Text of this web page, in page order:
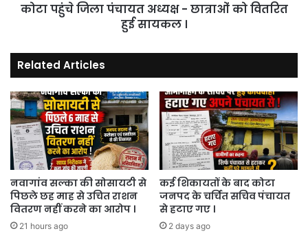
कोटा पहुंचे जिला पंचायत अध्यक्ष - छात्राओं को वितरित
हुई सायकल ।
Related Articles
नवागांव सल्का की सोसायटी से
पिछले छह माह से उचित राशन
वितरण नहीं करने का आरोप ।
21 hours ago
कई शिकायतों के बाद कोटा
जनपद के चर्चित सचिव पंचायत
से हटाए गए ।
2 days ago